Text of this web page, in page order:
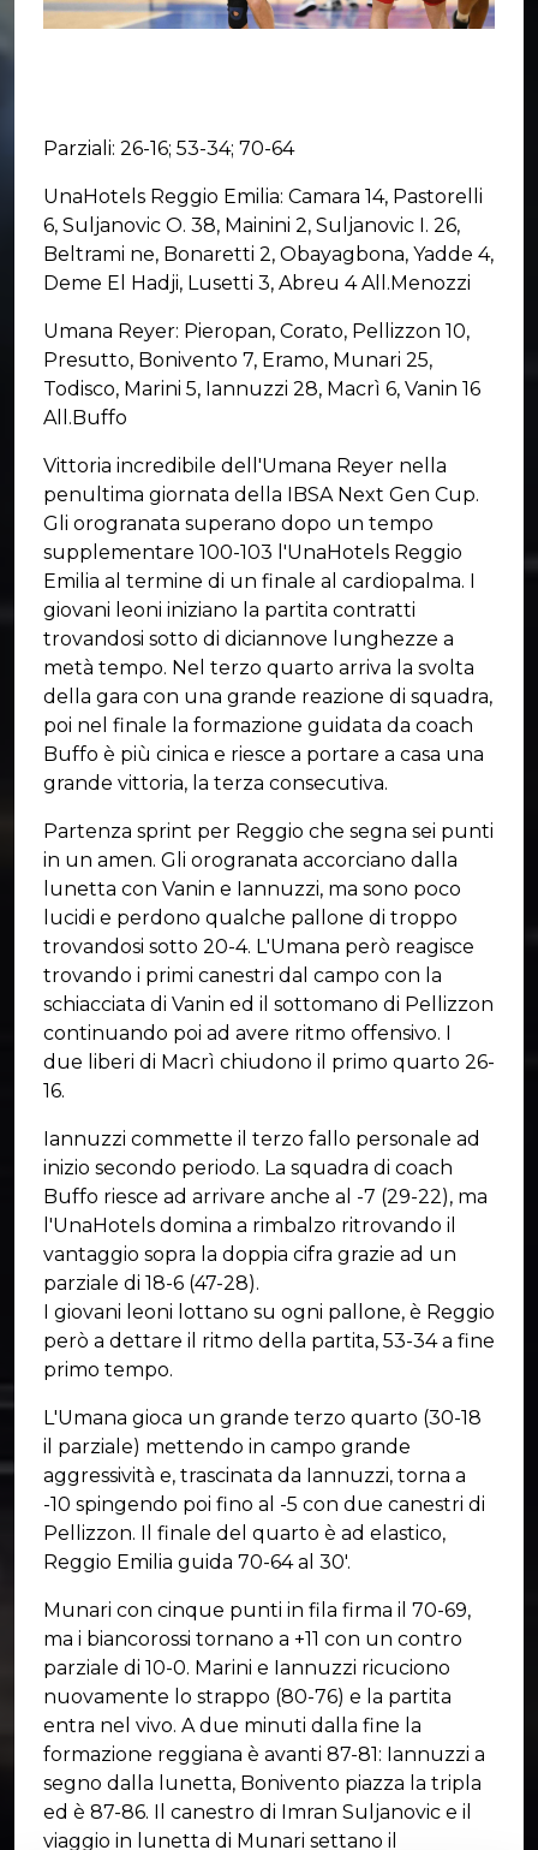
Parziali: 26-16; 53-34; 70-64
UnaHotels Reggio Emilia: Camara 14, Pastorelli
6, Suljanovic O. 38, Mainini 2, Suljanovic I. 26,
Beltrami ne, Bonaretti 2, Obayagbona, Yadde 4,
Deme El Hadji, Lusetti 3, Abreu 4 All.Menozzi
Umana Reyer: Pieropan, Corato, Pellizzon 10,
Presutto, Bonivento 7, Eramo, Munari 25,
Todisco, Marini 5, Iannuzzi 28, Macrì 6, Vanin 16
All.Buffo
Vittoria incredibile dell'Umana Reyer nella
penultima giornata della IBSA Next Gen Cup.
Gli orogranata superano dopo un tempo
supplementare 100-103 l'UnaHotels Reggio
Emilia al termine di un finale al cardiopalma. I
giovani leoni iniziano la partita contratti
trovandosi sotto di diciannove lunghezze a
metà tempo. Nel terzo quarto arriva la svolta
della gara con una grande reazione di squadra,
poi nel finale la formazione guidata da coach
Buffo è più cinica e riesce a portare a casa una
grande vittoria, la terza consecutiva.
Partenza sprint per Reggio che segna sei punti
in un amen. Gli orogranata accorciano dalla
lunetta con Vanin e Iannuzzi, ma sono poco
lucidi e perdono qualche pallone di troppo
trovandosi sotto 20-4. L'Umana però reagisce
trovando i primi canestri dal campo con la
schiacciata di Vanin ed il sottomano di Pellizzon
continuando poi ad avere ritmo offensivo. I
due liberi di Macrì chiudono il primo quarto 26-
16.
Iannuzzi commette il terzo fallo personale ad
inizio secondo periodo. La squadra di coach
Buffo riesce ad arrivare anche al -7 (29-22), ma
l'UnaHotels domina a rimbalzo ritrovando il
vantaggio sopra la doppia cifra grazie ad un
parziale di 18-6 (47-28).
I giovani leoni lottano su ogni pallone, è Reggio
però a dettare il ritmo della partita, 53-34 a fine
primo tempo.
L'Umana gioca un grande terzo quarto (30-18
il parziale) mettendo in campo grande
aggressività e, trascinata da Iannuzzi, torna a
-10 spingendo poi fino al -5 con due canestri di
Pellizzon. Il finale del quarto è ad elastico,
Reggio Emilia guida 70-64 al 30'.
Munari con cinque punti in fila firma il 70-69,
ma i biancorossi tornano a +11 con un contro
parziale di 10-0. Marini e Iannuzzi ricuciono
nuovamente lo strappo (80-76) e la partita
entra nel vivo. A due minuti dalla fine la
formazione reggiana è avanti 87-81: Iannuzzi a
segno dalla lunetta, Bonivento piazza la tripla
ed è 87-86. Il canestro di Imran Suljanovic e il
viaggio in lunetta di Munari settano il